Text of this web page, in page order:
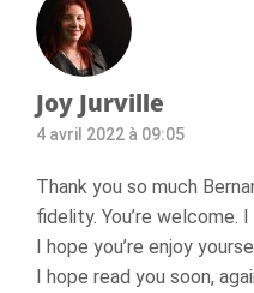
Joy Jurville
4 avril 2022 à 09:05
Thank you so much
fidelity. You’re welcome.
I hope you’re enjoy
I hope read you soon,